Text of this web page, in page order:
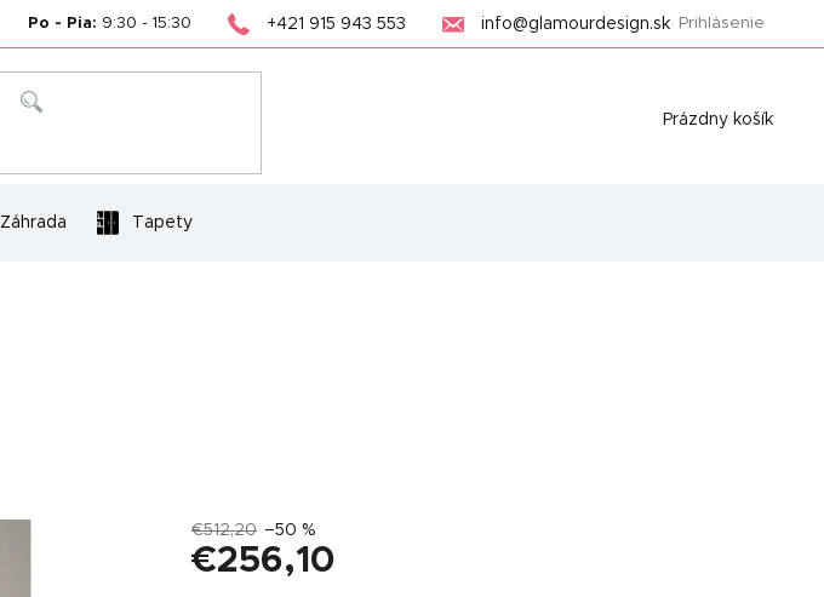
Po - Pia: 9:30 - 15:30 +421 915 943 553 info@glamourdesign.sk Prihlásenie
Nákupný
Prázdny košík
Záhrada Tapety
€512,20 –50 %
€256,10